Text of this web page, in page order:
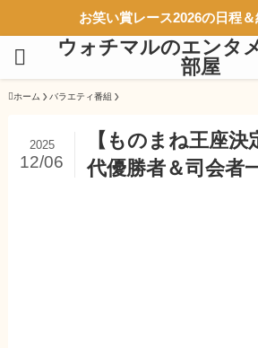
お笑い賞レース2026の日程＆
ウォチマルのエンタ
部屋
ホーム バラエティ番組
【ものまね王座決
代優勝者＆司会者
2025
12/06